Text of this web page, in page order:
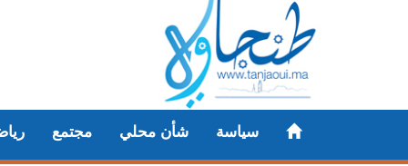
مجتمع شأن محلي سياسة